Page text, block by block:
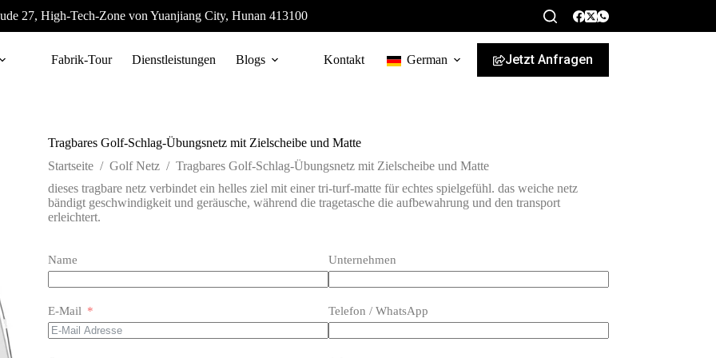
27, High-Tech-Zone von Yuanjiang City, Hunan 413100
Fabrik-Tour Dienstleistungen Blogs Kontakt German Jetzt Anfragen
Tragbares Golf-Schlag-Übungsnetz mit Zielscheibe und Matte
Startseite / Golf Netz / Tragbares Golf-Schlag-Übungsnetz mit Zielscheibe und Matte
dieses tragbare netz verbindet ein helles ziel mit einer tri-turf-matte für echtes spielgefühl. das weiche netz
bändigt geschwindigkeit und geräusche, während die tragetasche die aufbewahrung und den transport
erleichtert.
Name Unternehmen
E-Mail Telefon / WhatsApp